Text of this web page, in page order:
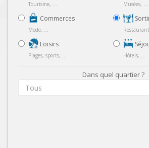
Tourisme, ...
Commerces
Mode, ...
Loisirs
Plages, sports, ...
Musées, ...
Hôtels, ...
Dans quel quartier ?
Tous